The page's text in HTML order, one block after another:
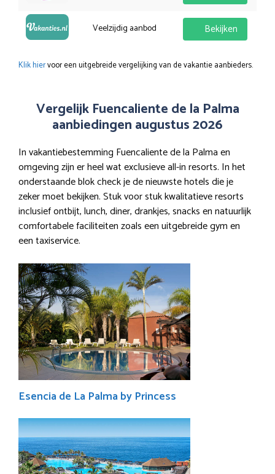
Veelzijdig aanbod Bekijken
Klik hiervoor een uitgebreide vergelijking van de vakantie aanbieders.
Vergelijk Fuencaliente de la Palma
aanbiedingen augustus 2026
In vakantiebestemming Fuencaliente de la Palma en
omgeving zijn er heel wat exclusieve all-in resorts. In het
onderstaande blok check je de nieuwste hotels die je
zeker moet bekijken. Stuk voor stuk kwalitatieve resorts
inclusief ontbijt, lunch, diner, drankjes, snacks en natuurlijk
comfortabele faciliteiten zoals een uitgebreide gym en
een taxiservice.
Esencia de La Palma by Princess